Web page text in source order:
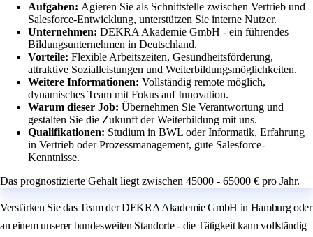
Aufgaben: Agieren Sie als Schnittstelle zwischen Vertrieb und
Salesforce-Entwicklung, unterstützen Sie interne Nutzer.
Unternehmen: DEKRA Akademie GmbH - ein führendes
Bildungsunternehmen in Deutschland.
Vorteile: Flexible Arbeitszeiten, Gesundheitsförderung,
attraktive Sozialleistungen und Weiterbildungsmöglichkeiten.
Weitere Informationen: Vollständig remote möglich,
dynamisches Team mit Fokus auf Innovation.
Warum dieser Job: Übernehmen Sie Verantwortung und
gestalten Sie die Zukunft der Weiterbildung mit uns.
Qualifikationen: Studium in BWL oder Informatik, Erfahrung
in Vertrieb oder Prozessmanagement, gute Salesforce-
Kenntnisse.
Das prognostizierte Gehalt liegt zwischen 45000 - 65000 € pro Jahr.
Verstärken Sie das Team der DEKRA Akademie GmbH in Hamburg oder
an einem unserer bundesweiten Standorte - die Tätigkeit kann vollständig